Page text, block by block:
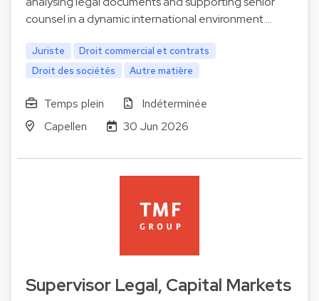
counsel in a dynamic international environment.…
Juriste
Droit commercial et contrats
Droit des sociétés
Autre matière
Temps plein
Indéterminée
Capellen
30 Jun 2026
Supervisor Legal, Capital Markets